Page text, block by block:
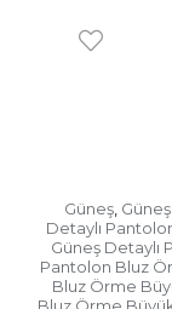
Güneş
Detaylı
Güneş Detaylı
Pantolon Bluz
Bluz Örme
Bluz Örme